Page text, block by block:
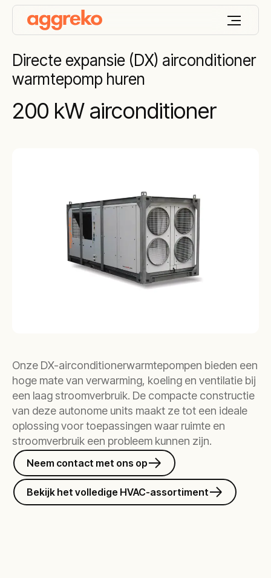
Directe expansie (DX) airconditioner
warmtepomp huren
200 kW airconditioner
Onze DX-airconditionerwarmtepompen bieden een
hoge mate van verwarming, koeling en ventilatie bij
een laag stroomverbruik. De compacte constructie
van deze autonome units maakt ze tot een ideale
oplossing voor toepassingen waar ruimte en
stroomverbruik een probleem kunnen zijn.
Neem contact met ons op
Bekijk het volledige HVAC-assortiment